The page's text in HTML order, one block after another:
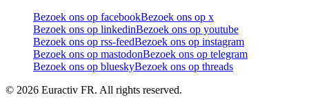
Bezoek ons op facebookBezoek ons op x
Bezoek ons op linkedinBezoek ons op youtube
Bezoek ons op rss-feedBezoek ons op instagram
Bezoek ons op mastodonBezoek ons op telegram
Bezoek ons op blueskyBezoek ons op threads
© 2026 Euractiv FR. All rights reserved.